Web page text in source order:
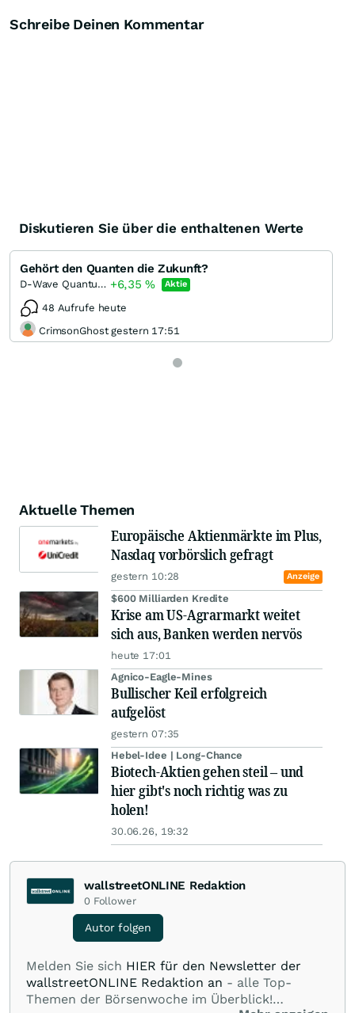
Schreibe Deinen Kommentar
Diskutieren Sie über die enthaltenen Werte
Gehört den Quanten die Zukunft?
D-Wave Quantum +6,35% Aktie
48 Aufrufe heute
CrimsonGhost gestern 17:51
Aktuelle Themen
Europäische Aktienmärkte im Plus,
Nasdaq vorbörslich gefragt
gestern 10:28 Anzeige
$600 Milliarden Kredite
Krise am US-Agrarmarkt weitet
sich aus, Banken werden nervös
heute 17:01
Agnico-Eagle-Mines
Bullischer Keil erfolgreich
aufgelöst
gestern 07:35
Hebel-Idee | Long-Chance
Biotech-Aktien gehen steil – und
hier gibt's noch richtig was zu
holen!
30.06.26, 19:32
wallstreetONLINE Redaktion
0 Follower
Autor folgen
Melden Sie sich HIER für den Newsletter der
wallstreetONLINE Redaktion an - alle Top-
Themen der Börsenwoche im Überblick!